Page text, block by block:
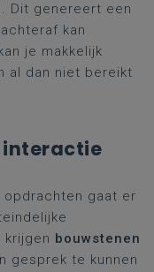
Dit genereert een
kan
je makkelijk
al dan niet bereikt
interactie
gaat er
bouwstenen
gesprek te kunnen